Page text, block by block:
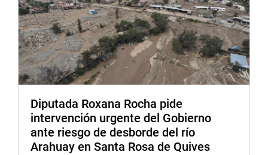
comunidades más necesitadas.
Lima, 19 de agosto de 2024
DESPACHO DE LA CONGRESISTA ESMERALDA LIMACHI
Diputada Roxana Rocha pide
intervención urgente del Gobierno
ante riesgo de desborde del río
Arahuay en Santa Rosa de Quives